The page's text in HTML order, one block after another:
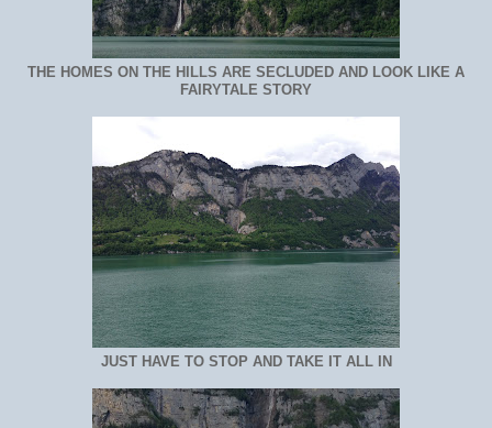
THE HOMES ON THE HILLS ARE SECLUDED AND LOOK LIKE A
FAIRYTALE STORY
JUST HAVE TO STOP AND TAKE IT ALL IN